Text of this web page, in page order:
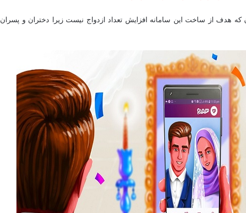
که هدف از ساخت این سامانه افزایش تعداد ازدواج نیست زیرا دختران و پسران